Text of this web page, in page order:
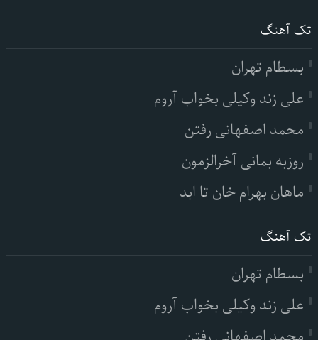
تک آهنگ
بسطام تهران
علی زند وکیلی بخواب آروم
محمد اصفهانی رفتن
روزبه بمانی آخرالزمون
ماهان بهرام خان تا ابد
تک آهنگ
بسطام تهران
علی زند وکیلی بخواب آروم